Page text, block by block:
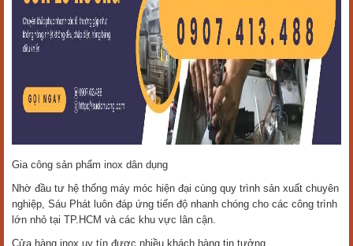
Gia công sản phẩm inox dân dụng
Nhờ đầu tư hệ thống máy móc hiện đại cùng quy trình sản xuất chuyên
nghiệp, Sáu Phát luôn đáp ứng tiến độ nhanh chóng cho các công trình
lớn nhỏ tại TP.HCM và các khu vực lân cận.
Cửa hàng inox uy tín được nhiều khách hàng tin tưởng